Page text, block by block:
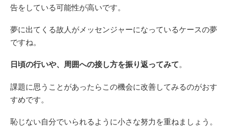
告をしている可能性が高いです。
夢に出てくる故人がメッセンジャーになっているケースの夢
ですね。
日頃の行いや、周囲への接し方を振り返ってみて。
課題に思うことがあったらこの機会に改善してみるのがおす
すめです。
恥じない自分でいられるように小さな努力を重ねましょう。